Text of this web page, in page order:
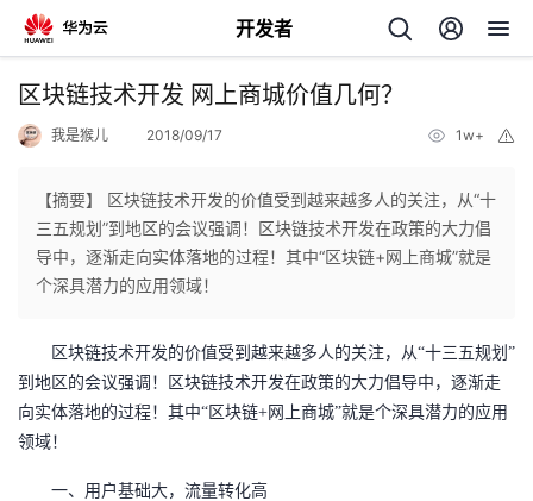
开发者
返
个
主
的
区块链技术开发 网上商城价值几何？
我是猴儿 2018/09/17 1w+
【摘要】 区块链技术开发的价值受到越来越多人的关注，从“十
三五规划”到地区的会议强调！区块链技术开发在政策的大力倡
导中，逐渐走向实体落地的过程！其中“区块链+网上商城”就是
个深具潜力的应用领域！
区块链技术开发的价值受到越来越多人的关注，从“十三五规划”
到地区的会议强调！区块链技术开发在政策的大力倡导中，逐渐走
向实体落地的过程！其中“区块链+网上商城”就是个深具潜力的应用
领域！
一、 用户基础大，流量转化高